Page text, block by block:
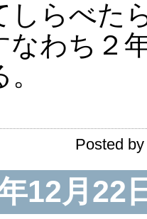
しらべた
なわち２
Posted
12月22